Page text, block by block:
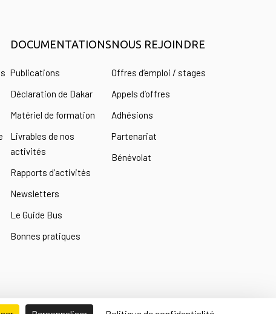
DOCUMENTATIONS
Publications
Déclaration de Dakar
Matériel de formation
Livrables de nos
activités
Rapports d’activités
Newsletters
Le Guide Bus
Bonnes pratiques
NOUS REJOINDRE
Offres d’emploi / stages
Appels d’offres
Adhésions
Partenariat
Bénévolat